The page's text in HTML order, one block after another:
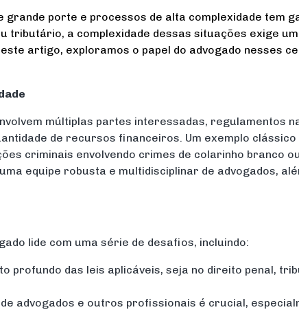
porte e processos de alta complexidade tem
tributário, a complexidade dessas situações exige
artigo, exploramos o papel do advogado nesses
múltiplas partes interessadas, regulamentos
de recursos financeiros. Um exemplo
criminais envolvendo crimes de colarinho branco
equipe robusta e multidisciplinar de advogados,
lide com uma série de desafios, incluindo:
profundo das leis aplicáveis, seja no direito penal,
advogados e outros profissionais é crucial,